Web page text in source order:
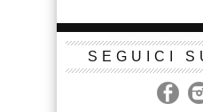
SEGUICI